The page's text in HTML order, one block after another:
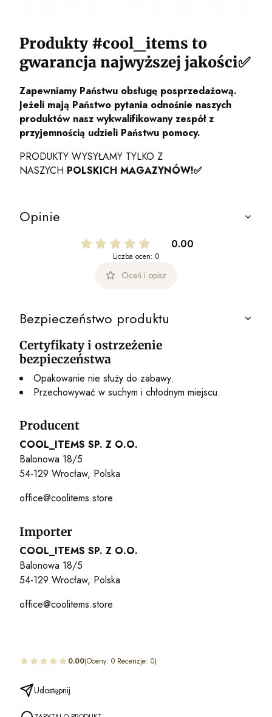
Produkty #cool_items to
gwarancja najwyższej jakości✅
Zapewniamy Państwu obsługę posprzedażową.
Jeżeli mają Państwo pytania odnośnie naszych
produktów nasz wykwalifikowany zespół z
przyjemnością udzieli Państwu pomocy.
PRODUKTY WYSYŁAMY TYLKO Z
NASZYCH POLSKICH MAGAZYNÓW!✅
Opinie
0.00
Liczba ocen: 0
Oceń i opisz
Bezpieczeństwo produktu
Certyfikaty i ostrzeżenie
bezpieczeństwa
Opakowanie nie służy do zabawy.
Przechowywać w suchym i chłodnym miejscu.
Producent
COOL_ITEMS SP. Z O.O.
Balonowa 18/5
54-129 Wrocław, Polska
office@coolitems.store
Importer
COOL_ITEMS SP. Z O.O.
Balonowa 18/5
54-129 Wrocław, Polska
office@coolitems.store
0.00(Oceny: 0 Recenzje: 0)
Udostępnij